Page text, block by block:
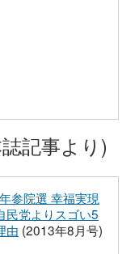
記事より)
参院選 幸福実現
民党よりスゴい5
由 (2013年8月号)